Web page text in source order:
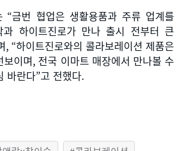
“금번 협업은 생활용품과 주류 업계를
과 하이트진로가 만나 출시 전부터 큰
, “하이트진로와의 콜라보레이션 제품은
보이며, 전국 이마트 매장에서 만나볼 수
바란다”고 전했다.